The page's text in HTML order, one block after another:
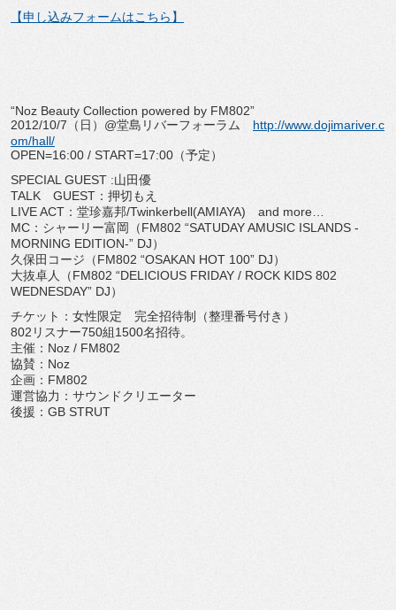
【申し込みフォームはこちら】
“Noz Beauty Collection powered by FM802”
2012/10/7（日）@堂島リバーフォーラム http://www.dojimariver.c
om/hall/
OPEN=16:00 / START=17:00（予定）
SPECIAL GUEST :山田優
TALK GUEST：押切もえ
LIVE ACT：堂珍嘉邦/Twinkerbell(AMIAYA) and more…
MC：シャーリー富岡（FM802 “SATUDAY AMUSIC ISLANDS -
MORNING EDITION-” DJ）
久保田コージ（FM802 “OSAKAN HOT 100” DJ）
大抜卓人（FM802 “DELICIOUS FRIDAY / ROCK KIDS 802
WEDNESDAY” DJ）
チケット：女性限定 完全招待制（整理番号付き）
802リスナー750組1500名招待。
主催：Noz / FM802
協賛：Noz
企画：FM802
運営協力：サウンドクリエーター
後援：GB STRUT